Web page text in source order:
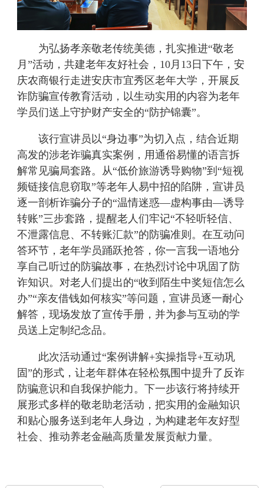
为弘扬孝亲敬老传统美德，扎实推进“敬老
月”活动，共建老年友好社会， 10月13日下午， 安
庆农商银行走进安庆市宜秀区老年大学 ，开展反
诈防骗宣传教育活动，以生动实用的内容为老年
学员们送上守护财产安全的“防护锦囊”。
该行宣讲员以“身边事”为切入点，结合近期
高发的涉老诈骗真实案例，用通俗易懂的语言拆
解常见骗局套路。从“低价旅游诱导购物”到“短视
频链接信息窃取”等老年人易中招的陷阱，宣讲员
逐一剖析诈骗分子的“温情迷惑—虚构事由—诱导
转账”三步套路，提醒老人们牢记“不轻听轻信、
不泄露信息、不转账汇款”的防骗准则。 在互动问
答环节， 老年学员踊跃抢答，你一言我一语地分
享自己听过的防骗故事，在热烈讨论中巩固了防
诈知识。对老人们提出的“收到陌生中奖短信怎么
办”“亲友借钱如何核实”等问题，宣讲员逐一耐心
解答， 现场发放了宣传手册， 并为参与互动的学
员送上定制纪念品。
此次活动通过“案例讲解+实操指导+互动巩
固”的形式，让老年群体在轻松氛围中提升了反诈
防骗意识和自我保护能力。下一步该行将持续开
展形式多样的敬老助老活动，把实用的金融知识
和贴心服务送到老年人身边， 为构建老年友好型
社会、推动养老金融高质量发展贡献力量。